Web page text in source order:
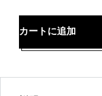
カートに追加